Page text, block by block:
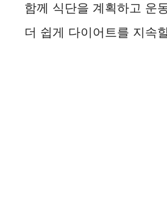
함께 식단을 계획하고 운
더 쉽게 다이어트를 지속